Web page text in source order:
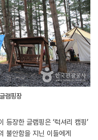
램핑장
등장한 글램핑은 ‘럭셔리 캠핑’
불안함을 지닌 이들에게